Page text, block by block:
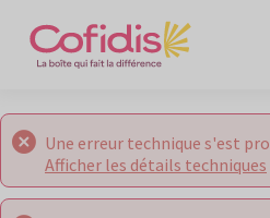
Une erreur technique s'est
Afficher les détails techniques